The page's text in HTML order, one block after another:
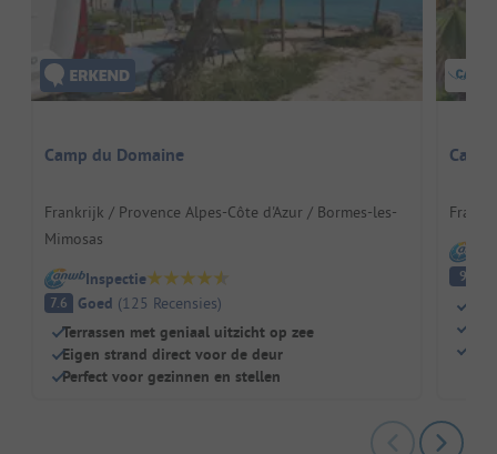
Camp du Domaine
Frankrijk / Provence Alpes-Côte d'Azur / Bormes-les-
Mimosas
Inspectie
7.6 Goed (125 Recensies)
Terrassen met geniaal uitzicht op zee
Eigen strand direct voor de deur
Perfect voor gezinnen en stellen
9